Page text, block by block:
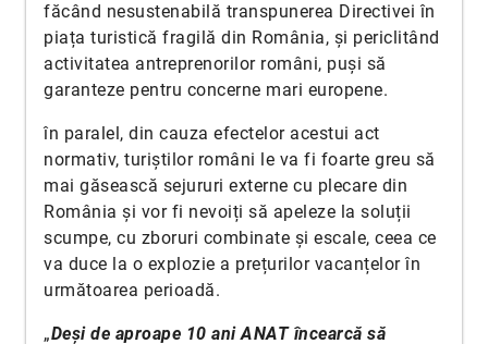
făcând nesustenabilă transpunerea Directivei în
piața turistică fragilă din România, și periclitând
activitatea antreprenorilor români, puși să
garanteze pentru concerne mari europene.
în paralel, din cauza efectelor acestui act
normativ, turiștilor români le va fi foarte greu să
mai găsească sejururi externe cu plecare din
România și vor fi nevoiți să apeleze la soluții
scumpe, cu zboruri combinate și escale, ceea ce
va duce la o explozie a prețurilor vacanțelor în
următoarea perioadă.
„Deși de aproape 10 ani ANAT încearcă să